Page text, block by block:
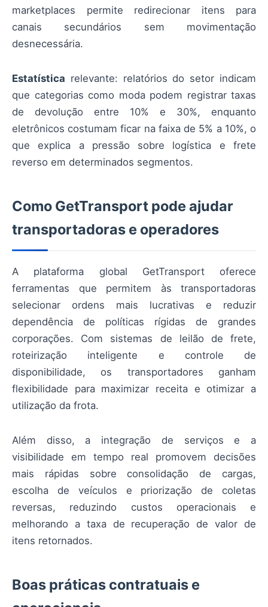
marketplaces permite redirecionar itens para
canais secundários sem movimentação
desnecessária.
Estatística relevante: relatórios do setor indicam
que categorias como moda podem registrar taxas
de devolução entre 10% e 30%, enquanto
eletrônicos costumam ficar na faixa de 5% a 10%, o
que explica a pressão sobre logística e frete
reverso em determinados segmentos.
Como GetTransport pode ajudar
transportadoras e operadores
A plataforma global GetTransport oferece
ferramentas que permitem às transportadoras
selecionar ordens mais lucrativas e reduzir
dependência de políticas rígidas de grandes
corporações. Com sistemas de leilão de frete,
roteirização inteligente e controle de
disponibilidade, os transportadores ganham
flexibilidade para maximizar receita e otimizar a
utilização da frota.
Além disso, a integração de serviços e a
visibilidade em tempo real promovem decisões
mais rápidas sobre consolidação de cargas,
escolha de veículos e priorização de coletas
reversas, reduzindo custos operacionais e
melhorando a taxa de recuperação de valor de
itens retornados.
Boas práticas contratuais e